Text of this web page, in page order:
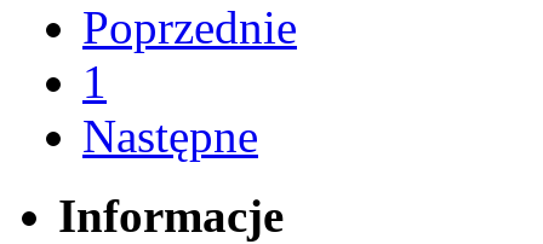
Poprzednie
1
Następne
Informacje